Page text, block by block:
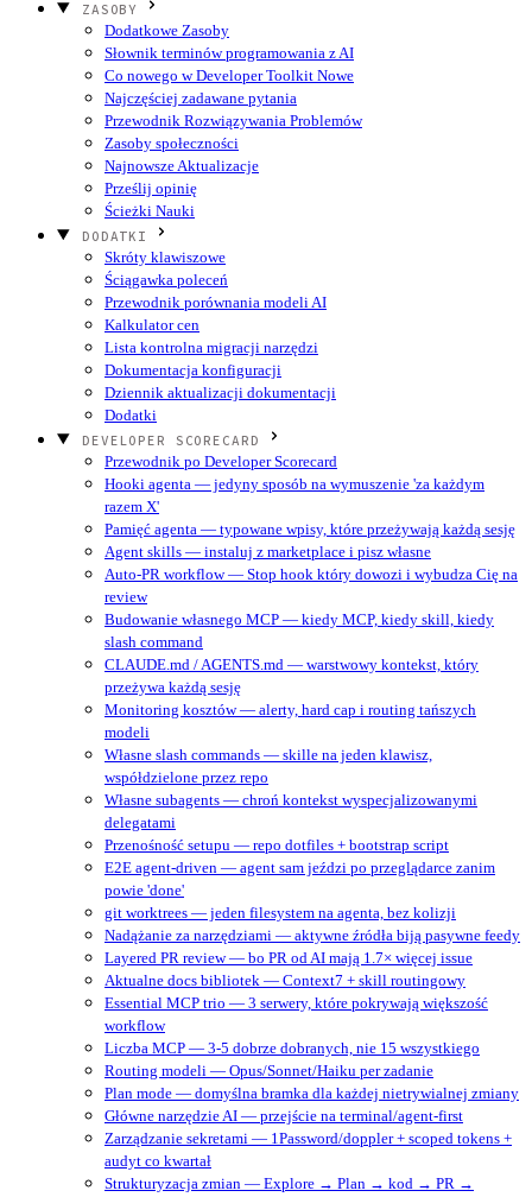
ZASOBY
Dodatkowe Zasoby
Słownik terminów programowania z AI
Co nowego w Developer Toolkit Nowe
Najczęściej zadawane pytania
Przewodnik Rozwiązywania Problemów
Zasoby społeczności
Najnowsze Aktualizacje
Prześlij opinię
Ścieżki Nauki
DODATKI
Skróty klawiszowe
Ściągawka poleceń
Przewodnik porównania modeli AI
Kalkulator cen
Lista kontrolna migracji narzędzi
Dokumentacja konfiguracji
Dziennik aktualizacji dokumentacji
Dodatki
DEVELOPER SCORECARD
Przewodnik po Developer Scorecard
Hooki agenta — jedyny sposób na wymuszenie 'za każdym
razem X'
Pamięć agenta — typowane wpisy, które przeżywają każdą sesję
Agent skills — instaluj z marketplace i pisz własne
Auto-PR workflow — Stop hook który dowozi i wybudza Cię na
review
Budowanie własnego MCP — kiedy MCP, kiedy skill, kiedy
slash command
CLAUDE.md / AGENTS.md — warstwowy kontekst, który
przeżywa każdą sesję
Monitoring kosztów — alerty, hard cap i routing tańszych
modeli
Własne slash commands — skille na jeden klawisz,
współdzielone przez repo
Własne subagents — chroń kontekst wyspecjalizowanymi
delegatami
Przenośność setupu — repo dotfiles + bootstrap script
E2E agent-driven — agent sam jeździ po przeglądarce zanim
powie 'done'
git worktrees — jeden filesystem na agenta, bez kolizji
Nadążanie za narzędziami — aktywne źródła biją pasywne feedy
Layered PR review — bo PR od AI mają 1.7× więcej issue
Aktualne docs bibliotek — Context7 + skill routingowy
Essential MCP trio — 3 serwery, które pokrywają większość
workflow
Liczba MCP — 3-5 dobrze dobranych, nie 15 wszystkiego
Routing modeli — Opus/Sonnet/Haiku per zadanie
Plan mode — domyślna bramka dla każdej nietrywialnej zmiany
Główne narzędzie AI — przejście na terminal/agent‑first
Zarządzanie sekretami — 1Password/doppler + scoped tokens +
audyt co kwartał
Strukturyzacja zmian — Explore → Plan → kod → PR →